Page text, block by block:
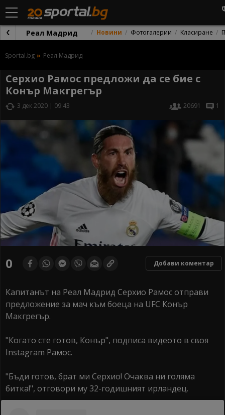
Реал Мадрид Новини Фотогалерии Класиране
Sportal.bg Реал Мадрид
Серхио Рамос предложи да се бие с
Конър Макгрегър
3 дек 2020 | 09:43 20691 1
0 Добави коментар
Капитанът на Реал Мадрид Серхио Рамос отправи
предложение за мач към боеца на UFC Конър
Макгрегър.
"Когато сте готов, Конър", подписа видеото в своя
Instagram Рамос.
"Бъди готов, брат ми Серхио! Очаква ни голяма
битка!", отговори му 32-годишният ирландец.